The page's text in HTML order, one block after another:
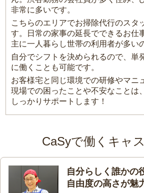
非常に多いです。
こちらのエリアでお掃除代行のスタ
す。日常の家事の延長でできるお仕
主に一人暮らし世帯の利用者が多い
自分でシフトを決められるので、単
に働くことも可能です。
お客様宅と同じ環境での研修やマ
現場での困ったことや不安なことは
しっかりサポートします！
CaSyで働くキャ
自分らしく誰かの
自由度の高さが魅